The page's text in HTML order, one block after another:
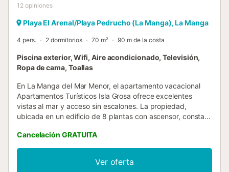
12 opiniones
Playa El Arenal/Playa Pedrucho (La Manga), La Manga
4 pers. 2 dormitorios 70 m² 90 m de la costa
Piscina exterior, Wifi, Aire acondicionado, Televisión,
Ropa de cama, Toallas
En La Manga del Mar Menor, el apartamento vacacional
Apartamentos Turísticos Isla Grosa ofrece excelentes
vistas al mar y acceso sin escalones. La propiedad,
ubicada en un edificio de 8 plantas con ascensor, consta
puede alojar hasta 4 personas. Los servicios adicionales
incluyen Wi-Fi de alta velocidad apto para videollamadas,
televisión, aire acondicionado, ventilador y lavadora. El
apartamento dispone de un espacio exterior privado con
Cancelación GRATUITA
Ver oferta